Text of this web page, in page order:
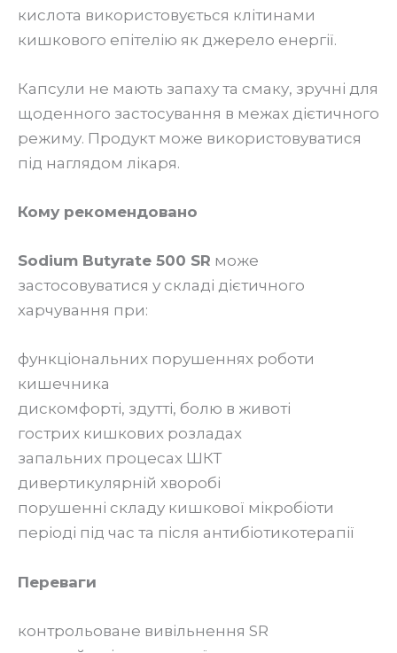
кислота використовується клітинами
кишкового епітелію як джерело енергії.
Капсули не мають запаху та смаку, зручні для
щоденного застосування в межах дієтичного
режиму. Продукт може використовуватися
під наглядом лікаря.
Кому рекомендовано
Sodium Butyrate 500 SR може
застосовуватися у складі дієтичного
харчування при:
функціональних порушеннях роботи
кишечника
дискомфорті, здутті, болю в животі
гострих кишкових розладах
запальних процесах ШКТ
дивертикулярній хворобі
порушенні складу кишкової мікробіоти
періоді під час та після антибіотикотерапії
Переваги
контрольоване вивільнення SR